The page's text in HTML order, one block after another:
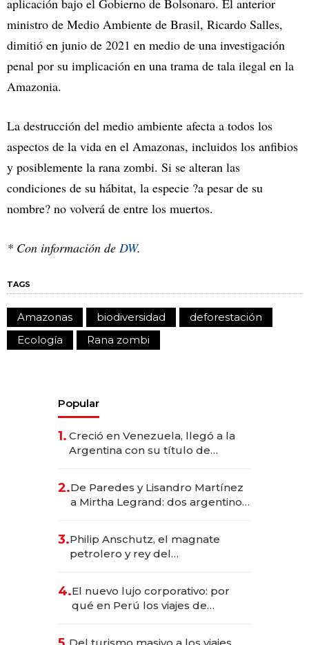
ministro de Medio Ambiente de Brasil, Ricardo Salles,
dimitió en junio de 2021 en medio de una investigación
penal por su implicación en una trama de tala ilegal en la
Amazonia.
La destrucción del medio ambiente afecta a todos los
aspectos de la vida en el Amazonas, incluidos los anfibios
y posiblemente la rana zombi. Si se alteran las
condiciones de su hábitat, la especie ?a pesar de su
nombre? no volverá de entre los muertos.
* Con información de DW.
TAGS
Amazonas biodiversidad
deforestación
Ecología
Rana zombi
Popular
1. Creció en Venezuela, llegó a la
Argentina con su título de
las marcas "fast premium"
2.De Paredes y Lisandro Martínez
a Mirtha Legrand: dos argentinos
3.Philip Anschutz, el magnate
petrolero y rey del
Fénix
4.El nuevo lujo corporativo: por
qué en Perú los viajes de
Del turismo masivo a los viajes